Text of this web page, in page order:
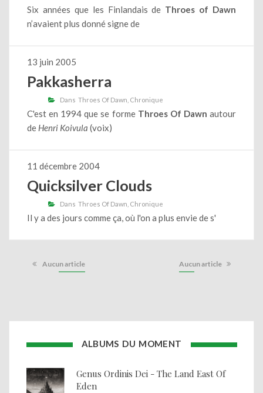
Six années que les Finlandais de Throes of Dawn
n’avaient plus donné signe de
13 juin 2005
Pakkasherra
Dans Throes Of Dawn Chronique
C'est en 1994 que se forme Throes Of Dawn autour
de Henri Koivula (voix)
11 décembre 2004
Quicksilver Clouds
Dans Throes Of Dawn Chronique
Il y a des jours comme ça, où l'on a plus envie de s'
Aucun article Aucun article
ALBUMS DU MOMENT
Genus Ordinis Dei - The Land East Of
Eden